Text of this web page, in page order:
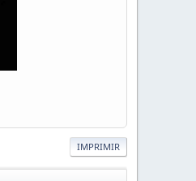
IMPRIMIR